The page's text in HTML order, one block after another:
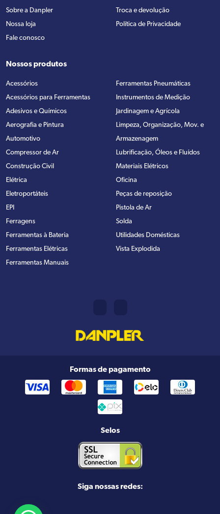
Sobre a Danpler
Nossa loja
Fale conosco
Troca e devolução
Política de Privacidade
Nossos produtos
Acessórios
Acessórios para Ferramentas
Adesivos e Químicos
Aerografia e Pintura
Automotivo
Compressor de Ar
Construção Civil
Elétrica
Eletroportáteis
EPI
Ferragens
Ferramentas à Bateria
Ferramentas Elétricas
Ferramentas Manuais
Ferramentas Pneumáticas
Instrumentos de Medição
Jardinagem e Agrícola
Limpeza, Organização, Mov. e
Armazenagem
Lubrificação, Óleos e Fluídos
Materiais Elétricos
Oficina
Peças de reposição
Pistola de Ar
Solda
Utilidades Domésticas
Vista Explodida
Formas de pagamento
Selos
Siga nossas redes: